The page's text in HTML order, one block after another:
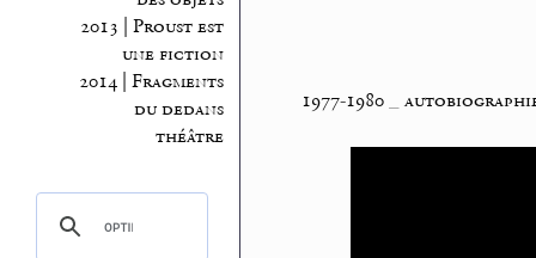
2013 | Proust est
une fiction
2014 | Fragments
du dedans
théâtre
1977-1980_